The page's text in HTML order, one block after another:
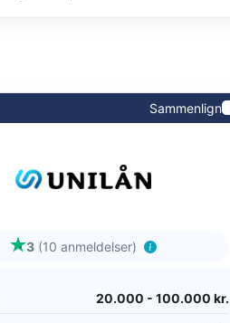
Sammenlign
3 (10 anmeldelser)
20.000 - 100.000 kr.